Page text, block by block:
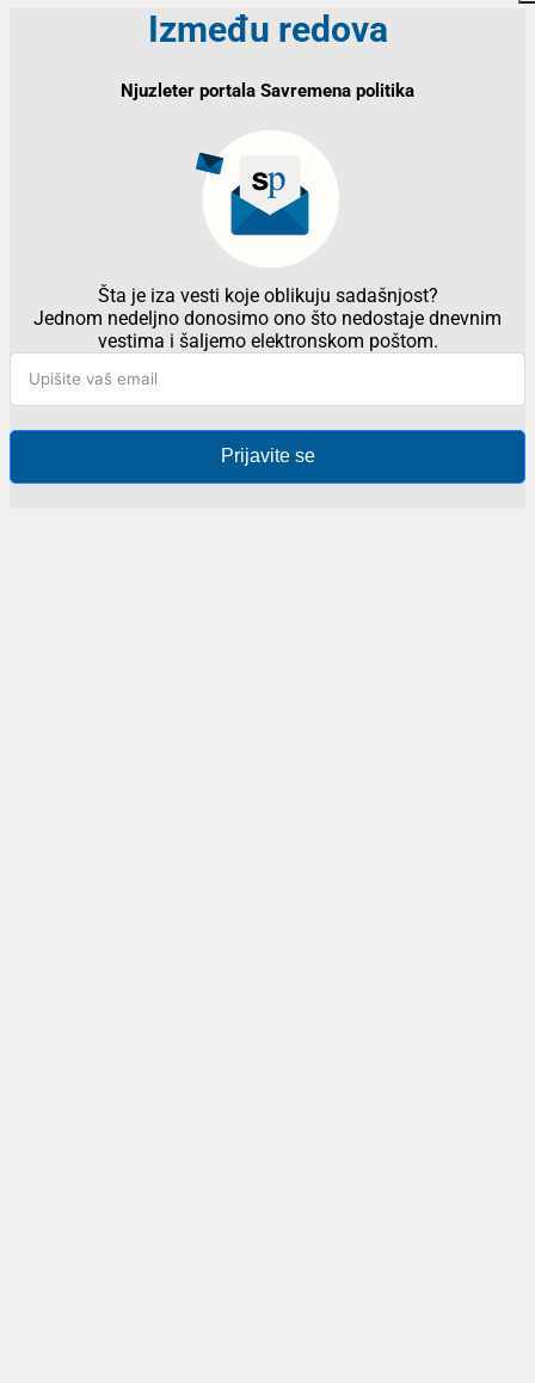
Između redova
Njuzleter portala Savremena politika
Šta je iza vesti koje oblikuju sadašnjost?
Jednom nedeljno donosimo ono što nedostaje dnevnim
vestima i šaljemo elektronskom poštom.
Prijavite se